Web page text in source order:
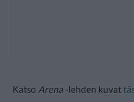
Katso Arena -lehden kuvat